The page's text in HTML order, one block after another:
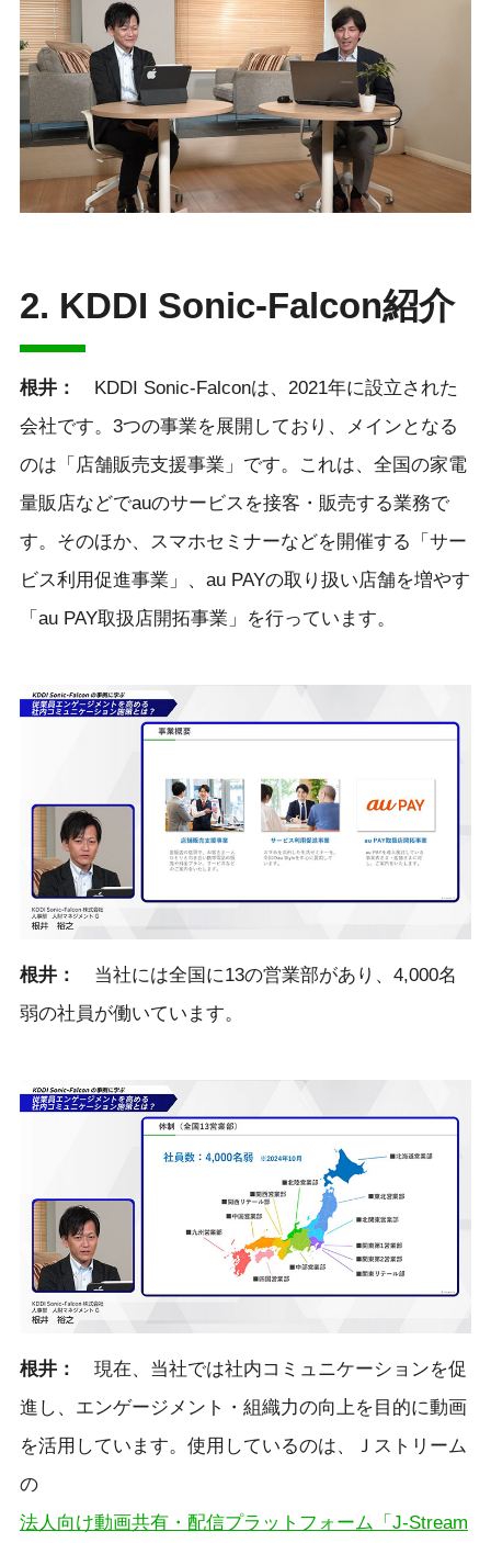
2. KDDI Sonic-Falcon紹介
根井：
KDDI Sonic-Falconは、2021年に設立された
会社です。3つの事業を展開しており、メインとなる
のは「店舗販売支援事業」です。これは、全国の家電
量販店などでauのサービスを接客・販売する業務で
す。そのほか、スマホセミナーなどを開催する「サー
ビス利用促進事業」、au PAYの取り扱い店舗を増やす
「au PAY取扱店開拓事業」を行っています。
根井：
当社には全国に13の営業部があり、4,000名
弱の社員が働いています。
根井：
現在、当社では社内コミュニケーションを促
進し、エンゲージメント・組織力の向上を目的に動画
を活用しています。使用しているのは、Ｊストリーム
の
法人向け動画共有・配信プラットフォーム「J-Stream